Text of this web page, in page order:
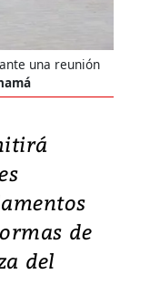
una reunión
de
del
...